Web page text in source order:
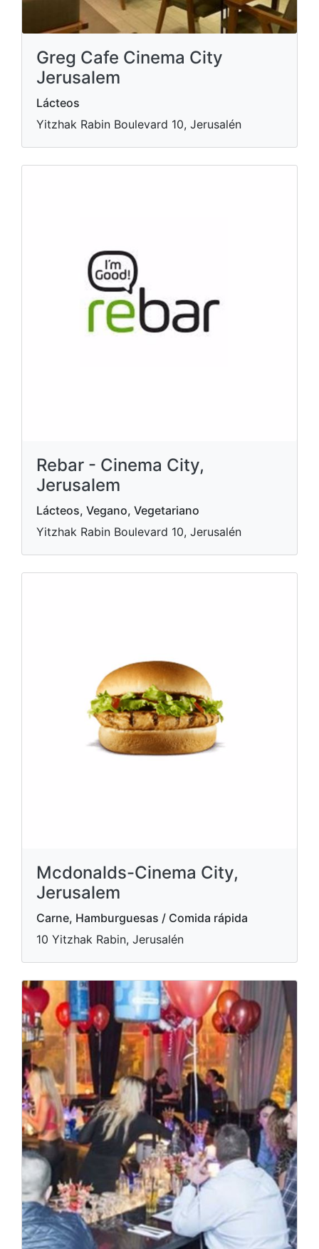
Greg Cafe Cinema City
Jerusalem
Lácteos
Yitzhak Rabin Boulevard 10, Jerusalén
Rebar - Cinema City,
Jerusalem
Lácteos, Vegano, Vegetariano
Yitzhak Rabin Boulevard 10, Jerusalén
Mcdonalds-Cinema City,
Jerusalem
Carne, Hamburguesas / Comida rápida
10 Yitzhak Rabin, Jerusalén